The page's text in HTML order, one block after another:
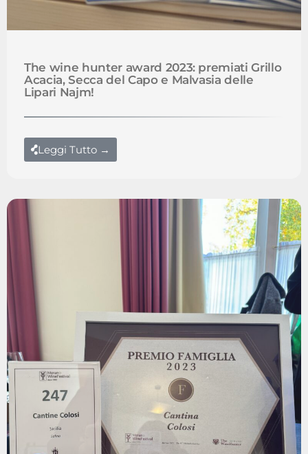
The wine hunter award 2023: premiati Grillo
Acacia, Secca del Capo e Malvasia delle
Lipari Najm!
Leggi Tutto →